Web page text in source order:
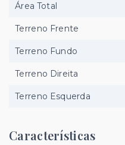
Características
Área Total
Terreno Frente
Terreno Fundo
Terreno Direita
Terreno Esquerda